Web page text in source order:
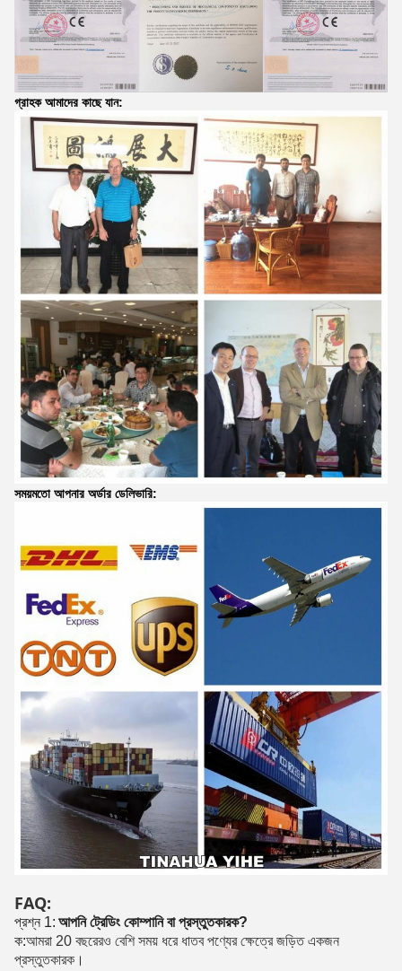
গ্রাহক আমাদের কাছে যান:
সময়মতো আপনার অর্ডার ডেলিভারি:
FAQ:
প্রশ্ন 1: আপনি ট্রেডিং কোম্পানি বা প্রস্তুতকারক?
ক:আমরা 20 বছরেরও বেশি সময় ধরে ধাতব পণ্যের ক্ষেত্রে জড়িত একজন
প্রস্তুতকারক।